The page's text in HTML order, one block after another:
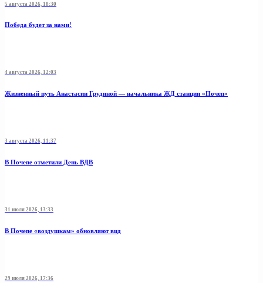
5 августа 2026, 18:30
Победа будет за нами!
4 августа 2026, 12:03
Жизненный путь Анастасии Грудиной — начальника ЖД станции «Почеп»
3 августа 2026, 11:37
В Почепе отметили День ВДВ
31 июля 2026, 13:33
В Почепе «воздушкам» обновляют вид
29 июля 2026, 17:36